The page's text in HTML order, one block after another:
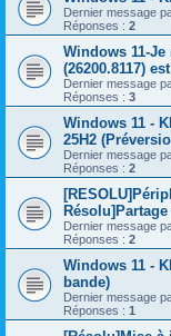
Dernier message
Réponses : 2
Windows 11-Je
(26200.8117)
Dernier message
Réponses : 3
Windows 11 -
25H2
Dernier message
Réponses : 2
Dernier message
Réponses : 2
Windows 11 -
bande)
Dernier message
Réponses : 1